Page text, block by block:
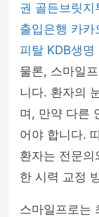
권 골든브릿지
출입은행 카카
피탈 KDB생명
물론, 스마일
니다. 환자의
며, 만약 다른
어야 합니다.
환자는 전문
한 시력 교정
스마일프로는